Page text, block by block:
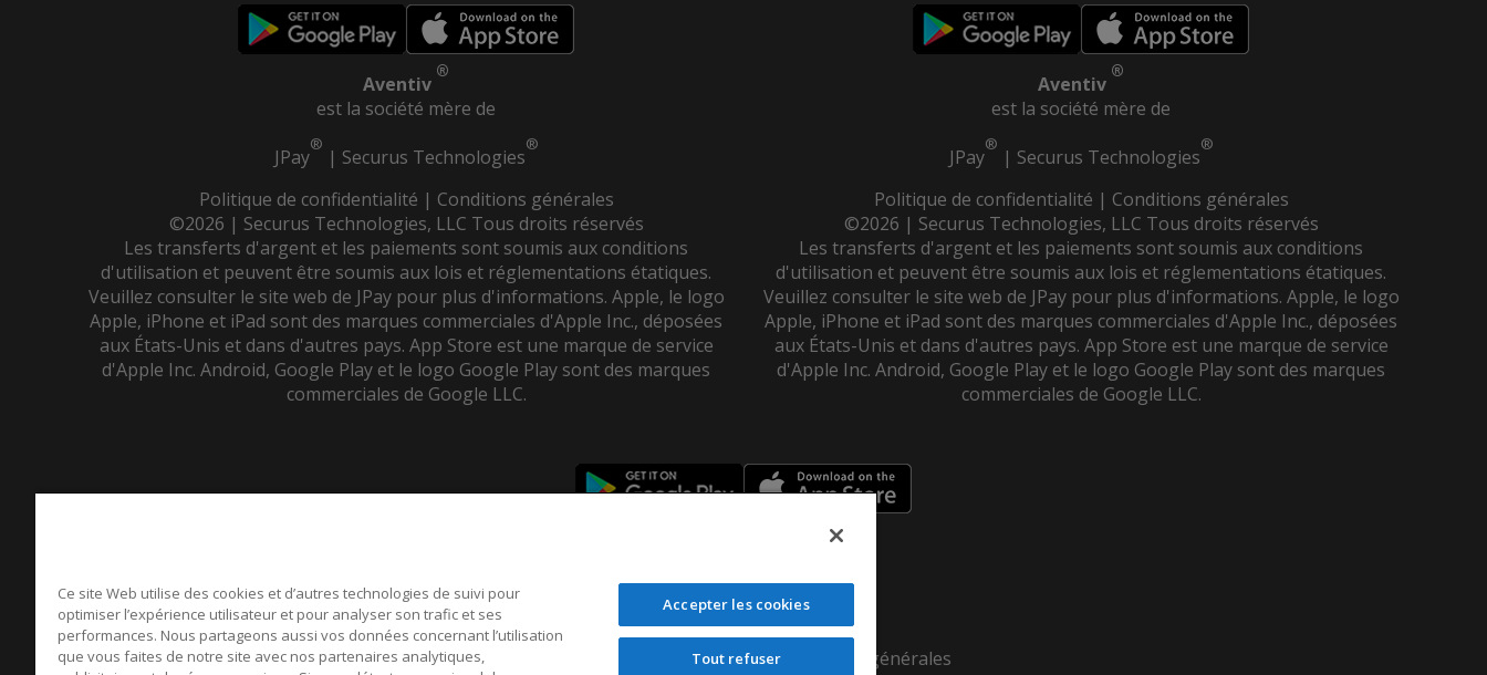
Aventiv
®
est la société mère de
JPay
®
| Securus Technologies
®
Politique de confidentialité | Conditions générales
©2026 | Securus Technologies, LLC Tous droits réservés
Les transferts d'argent et les paiements sont soumis aux conditions
d'utilisation et peuvent être soumis aux lois et réglementations étatiques.
Veuillez consulter le site web de JPay pour plus d'informations. Apple, le logo
Apple, iPhone et iPad sont des marques commerciales d'Apple Inc., déposées
aux États-Unis et dans d'autres pays. App Store est une marque de service
d'Apple Inc. Android, Google Play et le logo Google Play sont des marques
commerciales de Google LLC.
Aventiv
®
est la société mère de
JPay
®
| Securus Technologies
®
Politique de confidentialité | Conditions générales
©2026 | Securus Technologies, LLC Tous droits réservés
Les transferts d'argent et les paiements sont soumis aux conditions
d'utilisation et peuvent être soumis aux lois et réglementations étatiques.
Veuillez consulter le site web de JPay pour plus d'informations. Apple, le logo
Apple, iPhone et iPad sont des marques commerciales d'Apple Inc., déposées
aux États-Unis et dans d'autres pays. App Store est une marque de service
d'Apple Inc. Android, Google Play et le logo Google Play sont des marques
commerciales de Google LLC.
|Securus Technologies
Politique de confidentialité|Conditions générales
Ce site Web utilise des cookies et d’autres technologies de suivi pour
optimiser l’expérience utilisateur et pour analyser son trafic et ses
performances. Nous partageons aussi vos données concernant l’utilisation
que vous faites de notre site avec nos partenaires analytiques,
Accepter les cookies
Tout refuser